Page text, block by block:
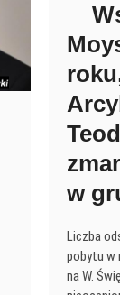
w
Liczba
pobytu w
na W.